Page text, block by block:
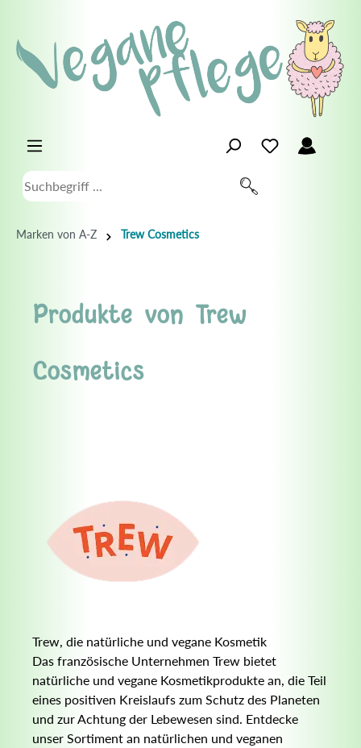
Marken von A-Z Trew Cosmetics
Produkte von Trew
Cosmetics
Trew, die natürliche und vegane Kosmetik
Das französische Unternehmen Trew bietet
natürliche und vegane Kosmetikprodukte an, die Teil
eines positiven Kreislaufs zum Schutz des Planeten
und zur Achtung der Lebewesen sind. Entdecke
unser Sortiment an natürlichen und veganen